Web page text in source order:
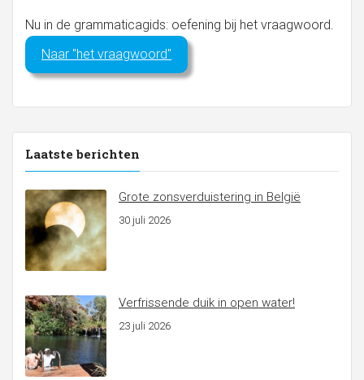
Nu in de grammaticagids: oefening bij het vraagwoord.
Naar "het vraagwoord"
Laatste berichten
Grote zonsverduistering in België
30 juli 2026
Verfrissende duik in open water!
23 juli 2026